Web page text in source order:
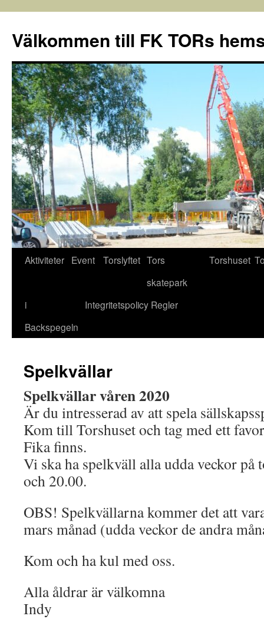
Välkommen till FK TORs
Hoppa
innehåll
Aktiviteter Event Torslyftet Tors
skatepark
Torshuset
i
Backspegeln
Integritetspolicy Regler
Spelkvällar
Spelkvällar våren 2020
Är du intresserad av att spela
Kom till Torshuset och tag med ett
Fika finns.
Vi ska ha spelkväll alla udda veckor på
och 20.00.
OBS! Spelkvällarna kommer det att
mars månad (udda veckor de andra
Kom och ha kul med oss.
Alla åldrar är välkomna
Indy